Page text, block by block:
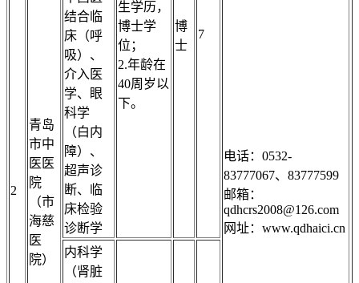
2
青岛
市中
医医
院
（市
海慈
医
院）
电话：0532-
83777067、83777599
邮箱：
qdhcrs2008@126.com
网址：www.qdhaici.cn
结合临
床（呼
吸）、
介入医
学、眼
科学
（白内
障）、
超声诊
断、临
床检验
诊断学
生学历，
博士学
位；
2.年龄在
40周岁以
下。
博
士
7
内科学
（肾脏